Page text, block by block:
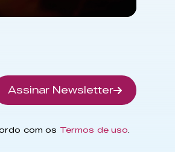
Assinar Newsletter
com os Termos de uso